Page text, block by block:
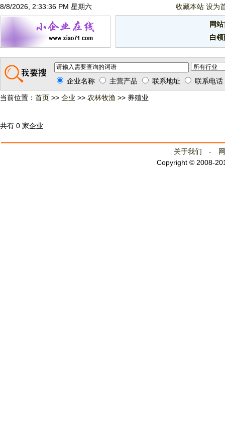
8/8/2026, 2:33:37 PM 星期六 收藏本站 设为
网
白
企业名称 主营产品 联系地址 联系电话
当前位置： 首页 >> 企业 >> 农林牧渔 >> 养殖业
共有 0 家企业
关于我们 -
Copyright © 2008-